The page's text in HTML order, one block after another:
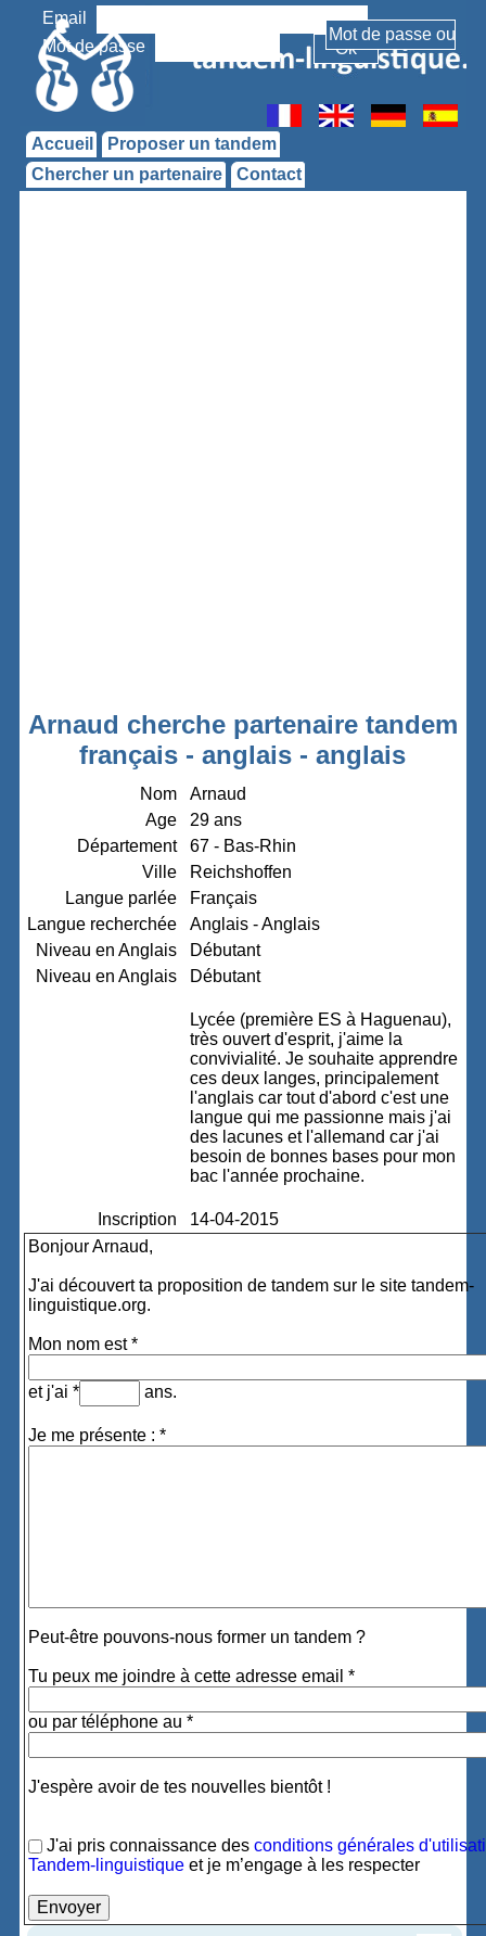
Email
Mot de passe
Accueil
Proposer un tandem
Chercher un partenaire
Contact
Arnaud cherche partenaire tandem
français - anglais - anglais
Nom
Arnaud
Age
29 ans
Département
67 - Bas-Rhin
Ville
Reichshoffen
Langue parlée
Français
Langue recherchée
Anglais - Anglais
Niveau en Anglais
Débutant
Niveau en Anglais
Débutant
Lycée (première ES à Haguenau),
très ouvert d'esprit, j'aime la
convivialité. Je souhaite apprendre
ces deux langes, principalement
l'anglais car tout d'abord c'est une
langue qui me passionne mais j'ai
des lacunes et l'allemand car j'ai
besoin de bonnes bases pour mon
bac l'année prochaine.
Inscription
14-04-2015
Bonjour Arnaud,
J'ai découvert ta proposition de tandem sur le site tandem-
linguistique.org.
Mon nom est *
et j'ai * ans.
Je me présente : *
Peut-être pouvons-nous former un tandem ?
Tu peux me joindre à cette adresse email *
ou par téléphone au *
J'espère avoir de tes nouvelles bientôt !
J'ai pris connaissance desconditions générales
Tandem-linguistique et je m’engage à les respecter